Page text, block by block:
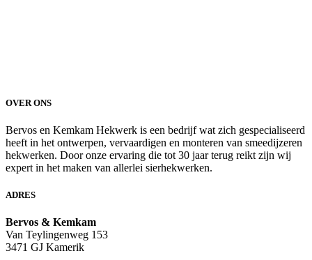
OVER ONS
Bervos en Kemkam Hekwerk is een bedrijf wat zich gespecialiseerd
heeft in het ontwerpen, vervaardigen en monteren van smeedijzeren
hekwerken. Door onze ervaring die tot 30 jaar terug reikt zijn wij
expert in het maken van allerlei sierhekwerken.
ADRES
Bervos & Kemkam
Van Teylingenweg 153
3471 GJ Kamerik